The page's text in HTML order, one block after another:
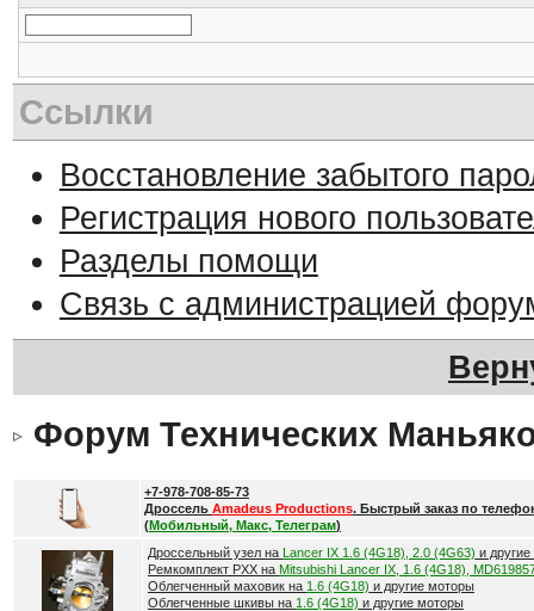
Ссылки
Восстановление забытого
Регистрация нового
Разделы помощи
Связь с администрацией
Форум Технических
+7-978-708-85-73
Дроссель Amadeus Productions. Быстрый заказ по
(Мобильный, Макс, Телеграм)
Дроссельный узел на Lancer IX 1.6 (4G18), 2.0 (4G63) и
Ремкомплект РХХ на Mitsubishi Lancer IX, 1.6 (4G18),
Облегченный маховик на 1.6 (4G18) и другие моторы
Облегченные шкивы на 1.6 (4G18) и другие моторы